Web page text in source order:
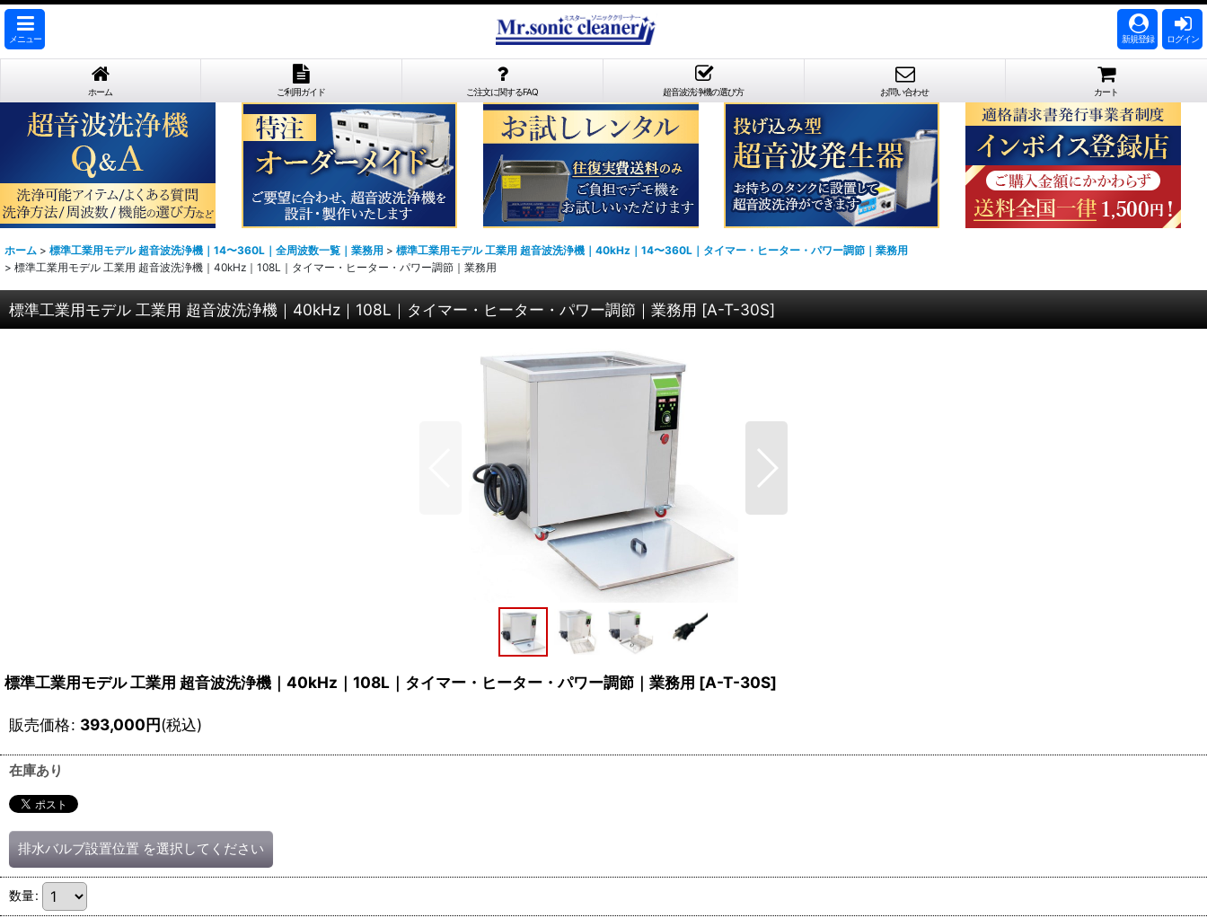
メニュー 新規登録 ログイン
ホーム ご利用ガイド ご注文に関するFAQ 超音波洗浄機の選び方 お問い合わせ カート
ホーム > 標準工業用モデル 超音波洗浄機｜14〜360L｜全周波数一覧｜業務用 > 標準工業用モデル 工業用 超音波洗浄機｜40kHz｜14〜360L｜タイマー・ヒーター・パワー調節｜業務用
> 標準工業用モデル 工業用 超音波洗浄機｜40kHz｜108L｜タイマー・ヒーター・パワー調節｜業務用
標準工業用モデル 工業用 超音波洗浄機｜40kHz｜108L｜タイマー・ヒーター・パワー調節｜業務用 [A-T-30S]
標準工業用モデル 工業用 超音波洗浄機｜40kHz｜108L｜タイマー・ヒーター・パワー調節｜業務用 [A-T-30S]
販売価格: 393,000円(税込)
在庫あり
排水バルブ設置位置 を選択してください
数量: